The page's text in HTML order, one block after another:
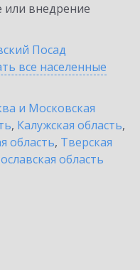
или внедрение
Посад
все населенные
и Московская
, Калужская область,
область, Тверская
область